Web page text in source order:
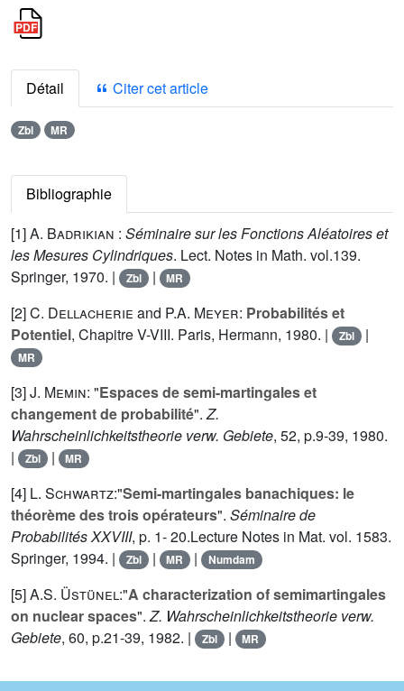
Détail Citer cet article
Zbl MR
Bibliographie
[1]A. Badrikian : Séminaire sur les Fonctions Aléatoires et
les Mesures Cylindriques. Lect. Notes in Math. vol.139.
Springer, 1970. |
Zbl | MR
[2]C. Dellacherie and P.A. Meyer: Probabilités et
Potentiel, Chapitre V-VIII. Paris, Hermann, 1980. | Zbl |
MR
[3]J. Memin: "Espaces de semi-martingales et
changement de probabilité".Z.
Wahrscheinlichkeitstheorie verw. Gebiete, 52, p.9-39, 1980.
|
Zbl | MR
[4] L. Schwartz:"Semi-martingales banachiques: le
théorème des trois opérateurs". Séminaire de
Probabilités XXVIII, p. 1- 20.Lecture Notes in Mat. vol. 1583.
Springer, 1994. |
Zbl | MR | Numdam
[5]A.S. Üstünel:"A characterization of semimartingales
on nuclear spaces".Z. Wahrscheinlichkeitstheorie verw.
Gebiete, 60, p.21-39, 1982. | Zbl | MR